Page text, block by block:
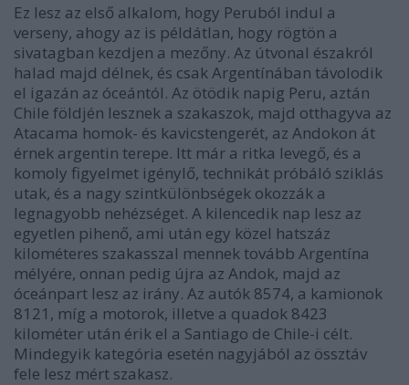
Ez lesz az első alkalom, hogy Peruból indul a
verseny, ahogy az is példátlan, hogy rögtön a
sivatagban kezdjen a mezőny. Az útvonal északról
halad majd délnek, és csak Argentínában távolodik
el igazán az óceántól. Az ötödik napig Peru, aztán
Chile földjén lesznek a szakaszok, majd otthagyva az
Atacama homok- és kavicstengerét, az Andokon át
érnek argentin terepe. Itt már a ritka levegő, és a
komoly figyelmet igénylő, technikát próbáló sziklás
utak, és a nagy szintkülönbségek okozzák a
legnagyobb nehézséget. A kilencedik nap lesz az
egyetlen pihenő, ami után egy közel hatszáz
kilométeres szakasszal mennek tovább Argentína
mélyére, onnan pedig újra az Andok, majd az
óceánpart lesz az irány. Az autók 8574, a kamionok
8121, míg a motorok, illetve a quadok 8423
kilométer után érik el a Santiago de Chile-i célt.
Mindegyik kategória esetén nagyjából az össztáv
fele lesz mért szakasz.